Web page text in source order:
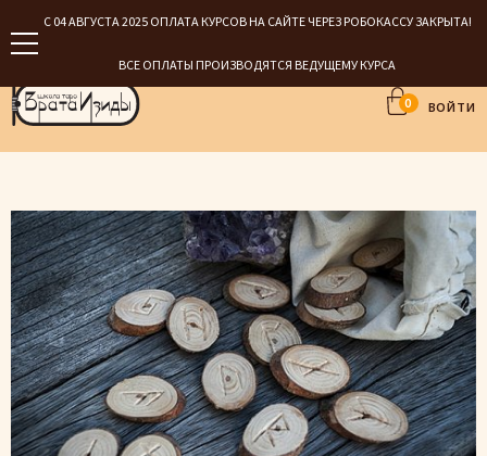
С 04 АВГУСТА 2025 ОПЛАТА КУРСОВ НА САЙТЕ ЧЕРЕЗ РОБОКАССУ ЗАКРЫТА!
ВСЕ ОПЛАТЫ ПРОИЗВОДЯТСЯ ВЕДУЩЕМУ КУРСА
0 ВОЙТИ